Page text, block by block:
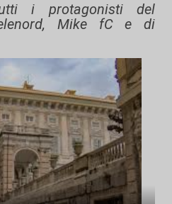
i protagonisti del
Mike fC e di